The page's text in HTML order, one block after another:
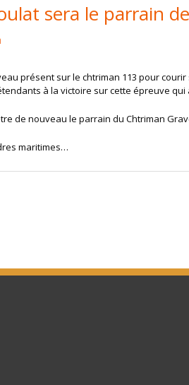
sera le parrain
présent sur le chtriman 113 pour
à la victoire sur cette épreuve qui
de nouveau le parrain du Chtriman
maritimes…